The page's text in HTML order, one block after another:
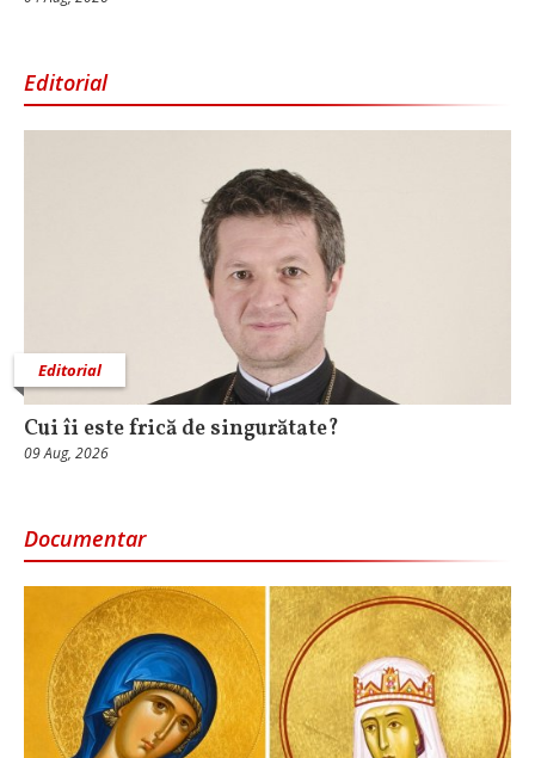
Editorial
Editorial
Cui îi este frică de singurătate?
09 Aug, 2026
Documentar